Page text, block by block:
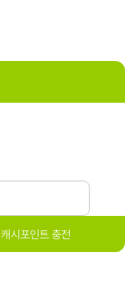
캐시포인트 충전